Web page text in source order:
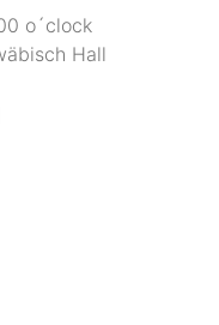
o´clock
Hall